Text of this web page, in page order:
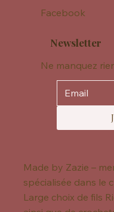
Facebook
Newsletter
Ne manquez
Made by Zazie –
spécialisée dans le
Large choix de fils